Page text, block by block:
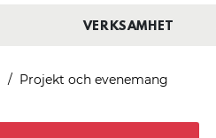
VERKSAMHET
Projekt och evenemang